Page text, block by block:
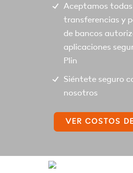
Aceptamos
transferencias y
de bancos
aplicaciones
Plin
Siéntete seguro
nosotros
VER COSTOS